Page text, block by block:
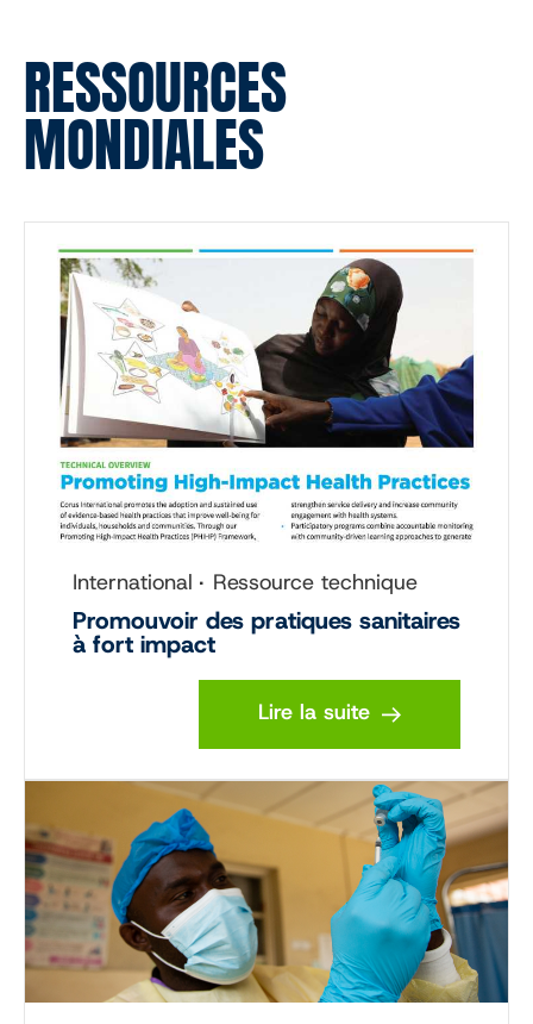
RESSOURCES
MONDIALES
International Ressource technique
Promouvoir des pratiques sanitaires
à fort impact
Lire la suite